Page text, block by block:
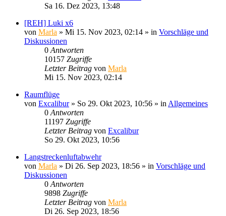
Sa 16. Dez 2023, 13:48
[REH] Luki x6
von Marla » Mi 15. Nov 2023, 02:14 » in Vorschläge und
Diskussionen
0 Antworten
10157 Zugriffe
Letzter Beitrag von Marla
Mi 15. Nov 2023, 02:14
Raumflüge
von Excalibur» So 29. Okt 2023, 10:56 » in Allgemeines
0 Antworten
11197 Zugriffe
Letzter Beitrag von Excalibur
So 29. Okt 2023, 10:56
Langstreckenluftabwehr
von Marla » Di 26. Sep 2023, 18:56 » in Vorschläge und
Diskussionen
0 Antworten
9898 Zugriffe
Letzter Beitrag von Marla
Di 26. Sep 2023, 18:56